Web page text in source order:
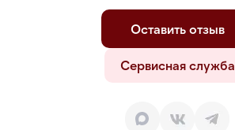
Оставить отзыв
Сервисная служба